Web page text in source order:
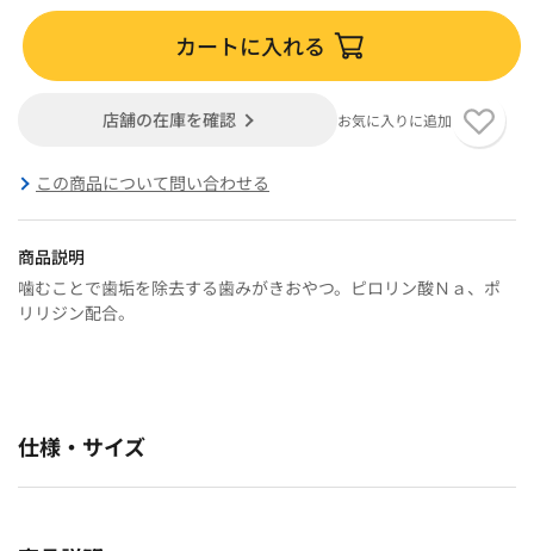
カートに入れる
店舗の在庫を確認 お気に入りに追加
この商品について問い合わせる
商品説明
噛むことで歯垢を除去する歯みがきおやつ。ピロリン酸Ｎａ、ポ
リリジン配合。
仕様・サイズ